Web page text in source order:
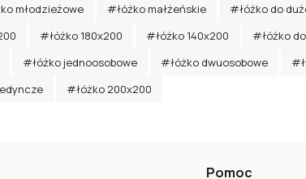
młodzieżowe #łóżko małżeńskie #łóżko do
#łóżko 180x200 #łóżko 140x200 #łóżko
#łóżko jednoosobowe #łóżko dwuosobowe
#łóżko 200x200
Pomoc